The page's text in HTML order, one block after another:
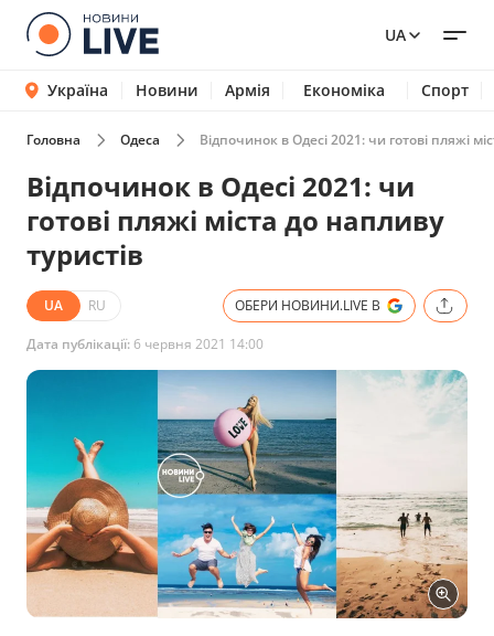
UA
Україна Новини Армія Економіка Спорт
Головна Одеса Відпочинок в Одесі 2021: чи готові пляжі
Відпочинок в Одесі 2021: чи
готові пляжі міста до напливу
туристів
UA RU ОБЕРИ НОВИНИ.LIVE В
Дата публікації: 6 червня 2021 14:00